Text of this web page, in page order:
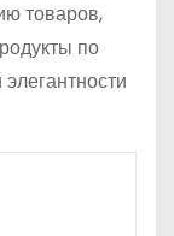
товаров,
по